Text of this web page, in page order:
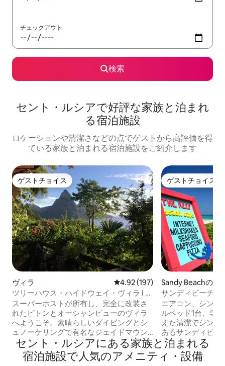
チェックアウト
検索
セント・ルシアで好評な家族と泊まれ
る宿泊施設
ロケーションや清潔さなどの点でゲストから高評価を得
ている家族と泊まれる宿泊施設をご紹介します
ゲストチョイス
ゲストチョイス
ヴィラ レビュー197件、5つ星中4.92つ
4.92 (197)
ツリーハウス・ハイドウェイ・ヴィラ I -
ピトン山とオーシャンビュー
スーパーホストが所有し、完全に改装さ
れたピトンとオーシャンビューのヴィラ
へようこそ。素晴らしいダイビングとシ
ュノーケリングで有名なジェイドマウン
テンリゾートとアンセシャスタネのビー
チの近くにあります。この居心地の良
い、ロマンチックで自然なツリーハウス
ゲストチョイス
ゲストチョイス
Sandy Beachのロ
サンディビーチの
エアコン、シング
ルベッド1台、専
えた清潔でシン
あるサンディビー
り、日光浴をし
ングをしたり、
を登ったり、のん
セント・ルシアにある家族と泊まれる
宿泊施設で人気のアメニティ・設備